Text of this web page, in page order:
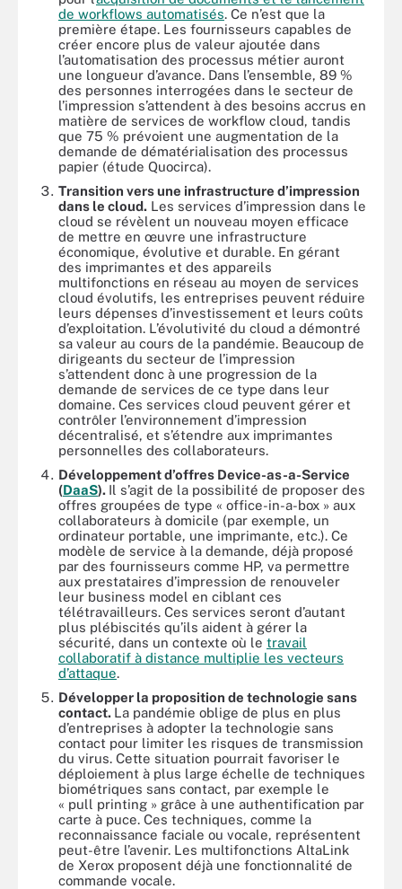
de workflows automatisés. Ce n’est que la
première étape. Les fournisseurs capables de
créer encore plus de valeur ajoutée dans
l’automatisation des processus métier auront
une longueur d’avance. Dans l’ensemble, 89 %
des personnes interrogées dans le secteur de
l’impression s’attendent à des besoins accrus en
matière de services de workflow cloud, tandis
que 75 % prévoient une augmentation de la
demande de dématérialisation des processus
papier (étude Quocirca).
Transition vers une infrastructure d’impression
dans le cloud. Les services d’impression dans le
cloud se révèlent un nouveau moyen efficace
de mettre en œuvre une infrastructure
économique, évolutive et durable. En gérant
des imprimantes et des appareils
multifonctions en réseau au moyen de services
cloud évolutifs, les entreprises peuvent réduire
leurs dépenses d’investissement et leurs coûts
d’exploitation. L’évolutivité du cloud a démontré
sa valeur au cours de la pandémie. Beaucoup de
dirigeants du secteur de l’impression
s’attendent donc à une progression de la
demande de services de ce type dans leur
domaine. Ces services cloud peuvent gérer et
contrôler l’environnement d’impression
décentralisé, et s’étendre aux imprimantes
personnelles des collaborateurs.
Développement d’offres Device-as-a-Service
(DaaS). Il s’agit de la possibilité de proposer des
offres groupées de type « office-in-a-box » aux
collaborateurs à domicile (par exemple, un
ordinateur portable, une imprimante, etc.). Ce
modèle de service à la demande, déjà proposé
par des fournisseurs comme HP, va permettre
aux prestataires d’impression de renouveler
leur business model en ciblant ces
télétravailleurs. Ces services seront d’autant
plus plébiscités qu’ils aident à gérer la
sécurité, dans un contexte où le travail
collaboratif à distance multiplie les vecteurs
d’attaque.
Développer la proposition de technologie sans
contact. La pandémie oblige de plus en plus
d’entreprises à adopter la technologie sans
contact pour limiter les risques de transmission
du virus. Cette situation pourrait favoriser le
déploiement à plus large échelle de techniques
biométriques sans contact, par exemple le
« pull printing » grâce à une authentification par
carte à puce. Ces techniques, comme la
reconnaissance faciale ou vocale, représentent
peut-être l’avenir. Les multifonctions AltaLink
de Xerox proposent déjà une fonctionnalité de
commande vocale.